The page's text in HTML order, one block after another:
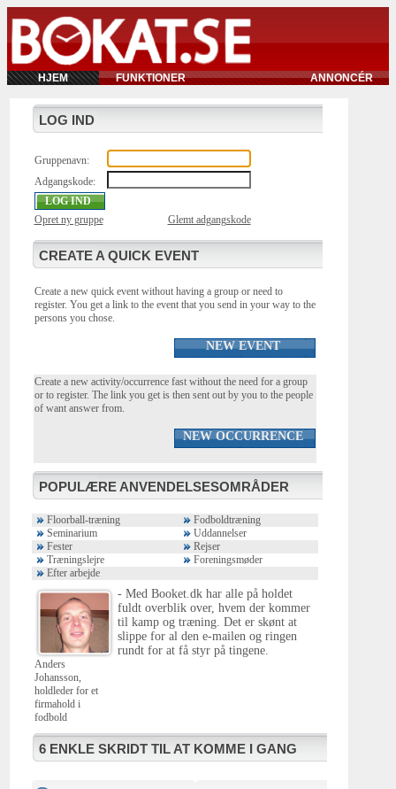
HJEM FUNKTIONER ANNONCÉR
LOG IND
Gruppenavn:
Adgangskode:
Opret ny gruppe Glemt adgangskode
CREATE A QUICK EVENT
Create a new quick event without having a group or need to
register. You get a link to the event that you send in your way to the
persons you chose.
NEW EVENT
Create a new activity/occurrence fast without the need for a group
or to register. The link you get is then sent out by you to the people
of want answer from.
NEW OCCURRENCE
POPULÆRE ANVENDELSESOMRÅDER
Floorball-træning
Fodboldtræning
Seminarium
Uddannelser
Fester
Rejser
Træningslejre
Foreningsmøder
Efter arbejde
Anders
Johansson,
holdleder for et
firmahold i
fodbold
- Med Booket.dk har alle på holdet
fuldt overblik over, hvem der kommer
til kamp og træning. Det er skønt at
slippe for al den e-mailen og ringen
rundt for at få styr på tingene.
6 ENKLE SKRIDT TIL AT KOMME I GANG